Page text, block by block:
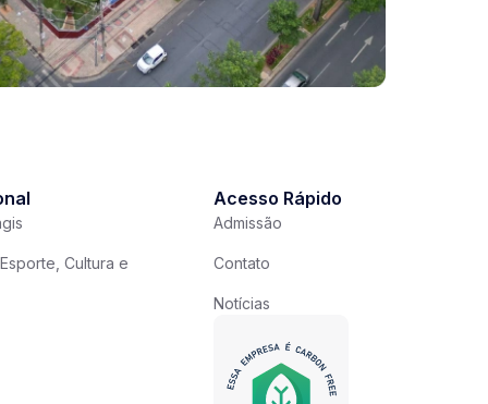
Cultura e
Acesso Rápido
Admissão
Contato
Notícias